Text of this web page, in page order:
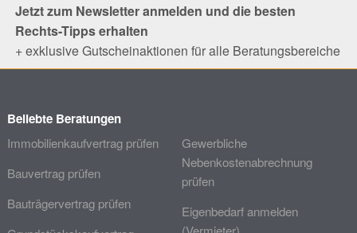
Jetzt zum Newsletter anmelden und die besten
Rechts-Tipps erhalten
+ exklusive Gutscheinaktionen für alle Beratungsbereiche
Beliebte Beratungen
Immobilienkaufvertrag prüfen
Bauvertrag prüfen
Bauträgervertrag prüfen
Gewerbliche
Nebenkostenabrechnung
prüfen
Eigenbedarf anmelden